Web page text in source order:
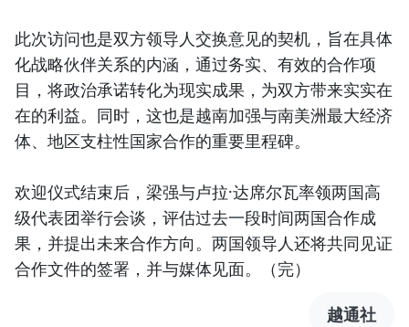
此次访问也是双方领导人交换意见的契机，旨在具体
化战略伙伴关系的内涵，通过务实、有效的合作项
目，将政治承诺转化为现实成果，为双方带来实实在
在的利益。同时，这也是越南加强与南美洲最大经济
体、地区支柱性国家合作的重要里程碑。
欢迎仪式结束后，梁强与卢拉·达席尔瓦率领两国高
级代表团举行会谈，评估过去一段时间两国合作成
果，并提出未来合作方向。两国领导人还将共同见证
合作文件的签署，并与媒体见面。（完）
越通社